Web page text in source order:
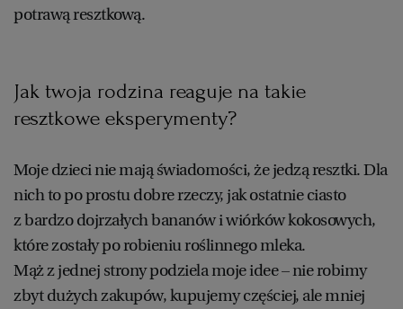
potrawą resztkową.
Jak twoja rodzina reaguje na takie
resztkowe eksperymenty?
Moje dzieci nie mają świadomości, że jedzą resztki. Dla
nich to po prostu dobre rzeczy, jak ostatnie ciasto
z bardzo dojrzałych bananów i wiórków kokosowych,
które zostały po robieniu roślinnego mleka.
Mąż z jednej strony podziela moje idee – nie robimy
zbyt dużych zakupów, kupujemy częściej, ale mniej